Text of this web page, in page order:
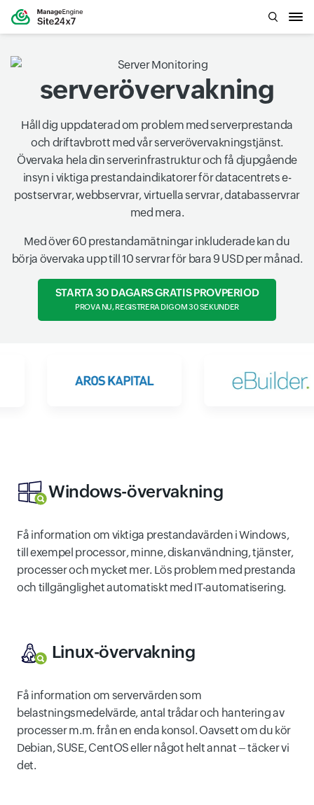
serverövervakning
Håll dig uppdaterad om problem med serverprestanda
och driftavbrott med vår serverövervakningstjänst.
Övervaka hela din serverinfrastruktur och få djupgående
insyn i viktiga prestandaindikatorer för datacentrets e-
postservrar, webbservrar, virtuella servrar, databasservrar
med mera.
Med över 60 prestandamätningar inkluderade kan du
börja övervaka upp till 10 servrar för bara 9 USD per månad.
STARTA 30 DAGARS GRATIS PROVPERIOD
PROVA NU, REGISTRERA DIG OM 30 SEKUNDER
Windows-övervakning
Få information om viktiga prestandavärden i Windows,
till exempel processor, minne, diskanvändning, tjänster,
processer och mycket mer. Lös problem med prestanda
och tillgänglighet automatiskt med IT-automatisering.
Linux-övervakning
Få information om servervärden som
belastningsmedelvärde, antal trådar och hantering av
processer m.m. från en enda konsol. Oavsett om du kör
Debian, SUSE, CentOS eller något helt annat – täcker vi
det.